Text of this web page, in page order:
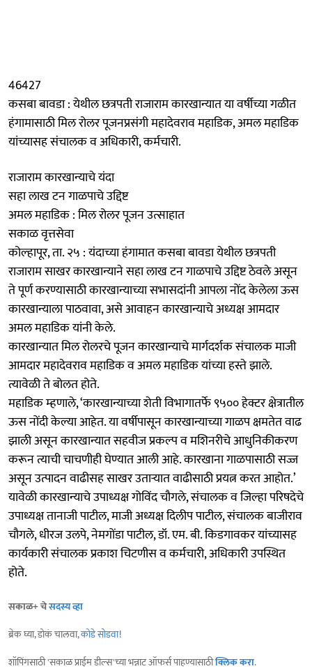
46427
कसबा बावडा : येथील छत्रपती राजाराम कारखान्यात या वर्षीच्या गळीत
हंगामासाठी मिल रोलर पूजनप्रसंगी महादेवराव महाडिक, अमल महाडिक
यांच्यासह संचालक व अधिकारी, कर्मचारी.
राजाराम कारखान्याचे यंदा
सहा लाख टन गाळपाचे उद्दिष्ट
अमल महाडिक : मिल रोलर पूजन उत्साहात
सकाळ वृत्तसेवा
कोल्हापूर, ता. २५ : यंदाच्या हंगामात कसबा बावडा येथील छत्रपती
राजाराम साखर कारखान्याने सहा लाख टन गाळपाचे उद्दिष्ट ठेवले असून
ते पूर्ण करण्यासाठी कारखान्याच्या सभासदांनी आपला नोंद केलेला ऊस
कारखान्याला पाठवावा, असे आवाहन कारखान्याचे अध्यक्ष आमदार
अमल महाडिक यांनी केले.
कारखान्यात मिल रोलरचे पूजन कारखान्याचे मार्गदर्शक संचालक माजी
आमदार महादेवराव महाडिक व अमल महाडिक यांच्या हस्ते झाले.
त्यावेळी ते बोलत होते.
महाडिक म्हणाले, ‘कारखान्याच्या शेती विभागातर्फे ९५०० हेक्टर क्षेत्रातील
ऊस नोंदी केल्या आहेत. या वर्षीपासून कारखान्याच्या गाळप क्षमतेत वाढ
झाली असून कारखान्यात सहवीज प्रकल्प व मशिनरीचे आधुनिकीकरण
करून त्याची चाचणीही घेण्यात आली आहे. कारखाना गाळपासाठी सज्ज
असून उत्पादन वाढीसह साखर उताऱ्यात वाढीसाठी प्रयत्न करत आहोत.’
यावेळी कारखान्याचे उपाध्यक्ष गोविंद चौगले, संचालक व जिल्हा परिषदेचे
उपाध्यक्ष तानाजी पाटील, माजी अध्यक्ष दिलीप पाटील, संचालक बाजीराव
चौगले, धीरज उलपे, नेमगोंडा पाटील, डॉ. एम. बी. किडगावकर यांच्यासह
कार्यकारी संचालक प्रकाश चिटणीस व कर्मचारी, अधिकारी उपस्थित
होते.
सकाळ+ चेसदस्य व्हा
ब्रेक घ्या, डोकं चालवा,कोडे सोडवा!
शॉपिंगसाठी 'सकाळ प्राईम डील्स'च्या भन्नाट ऑफर्स पाहण्यासाठीक्लिक करा.